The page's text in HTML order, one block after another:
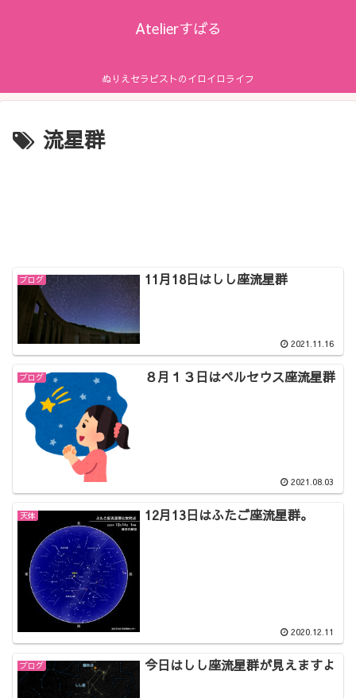
Atelierすばる
ぬりえセラピストのイロイロライフ
流星群
ブログ 11月18日はしし座流星群
2021.11.16
ブログ ８月１３日はペルセウス座流星群
2021.08.03
天体 12月13日はふたご座流星群。
2020.12.11
ブログ 今日はしし座流星群が見えますよ